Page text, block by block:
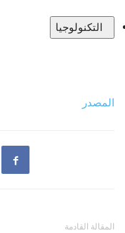
التكنولوجيا
المصدر
المقالة القادمة